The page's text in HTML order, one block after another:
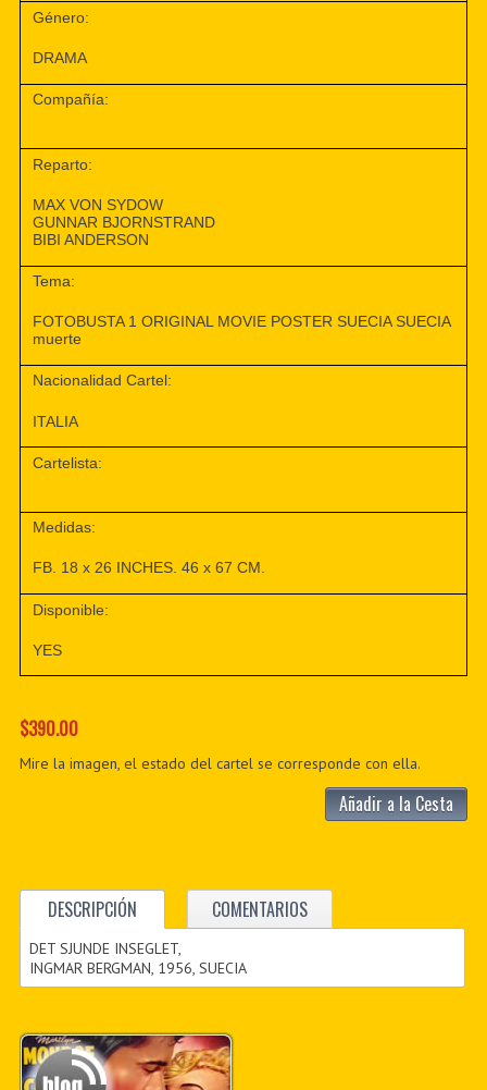
Género:
DRAMA
Compañía:
Reparto:
MAX VON SYDOW
GUNNAR BJORNSTRAND
BIBI ANDERSON
Tema:
FOTOBUSTA 1 ORIGINAL MOVIE POSTER SUECIA SUECIA
muerte
Nacionalidad Cartel:
ITALIA
Cartelista:
Medidas:
FB. 18 x 26 INCHES. 46 x 67 CM.
Disponible:
YES
$390.00
Mire la imagen, el estado del cartel se corresponde con ella.
Añadir a la Cesta
DESCRIPCIÓN COMENTARIOS
DET SJUNDE INSEGLET,
INGMAR BERGMAN, 1956, SUECIA